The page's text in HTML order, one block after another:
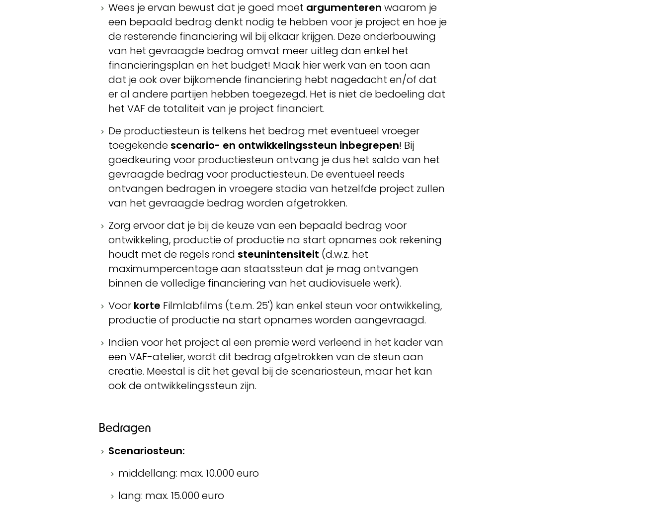
Wees je ervan bewust dat je goed moet argumenteren waarom je
een bepaald bedrag denkt nodig te hebben voor je project en hoe je
de resterende financiering wil bij elkaar krijgen. Deze onderbouwing
van het gevraagde bedrag omvat meer uitleg dan enkel het
financieringsplan en het budget! Maak hier werk van en toon aan
dat je ook over bijkomende financiering hebt nagedacht en/of dat
er al andere partijen hebben toegezegd. Het is niet de bedoeling dat
het VAF de totaliteit van je project financiert.
De productiesteun is telkens het bedrag met eventueel vroeger
toegekende scenario- en ontwikkelingssteun inbegrepen! Bij
goedkeuring voor productiesteun ontvang je dus het saldo van het
gevraagde bedrag voor productiesteun. De eventueel reeds
ontvangen bedragen in vroegere stadia van hetzelfde project zullen
van het gevraagde bedrag worden afgetrokken.
Zorg ervoor dat je bij de keuze van een bepaald bedrag voor
ontwikkeling, productie of productie na start opnames ook rekening
houdt met de regels rond steunintensiteit (d.w.z. het
maximumpercentage aan staatssteun dat je mag ontvangen
binnen de volledige financiering van het audiovisuele werk).
Voor korte Filmlabfilms (t.e.m. 25') kan enkel steun voor ontwikkeling,
productie of productie na start opnames worden aangevraagd.
Indien voor het project al een premie werd verleend in het kader van
een VAF-atelier, wordt dit bedrag afgetrokken van de steun aan
creatie. Meestal is dit het geval bij de scenariosteun, maar het kan
ook de ontwikkelingssteun zijn.
Bedragen
Scenariosteun:
middellang: max. 10.000 euro
lang: max. 15.000 euro